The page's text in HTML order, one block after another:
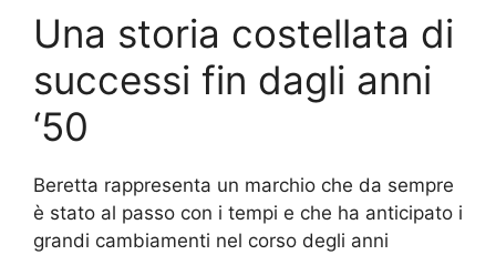
Una storia costellata di
successi fin dagli anni
‘50
Beretta rappresenta un marchio che da sempre
è stato al passo con i tempi e che ha anticipato i
grandi cambiamenti nel corso degli anni